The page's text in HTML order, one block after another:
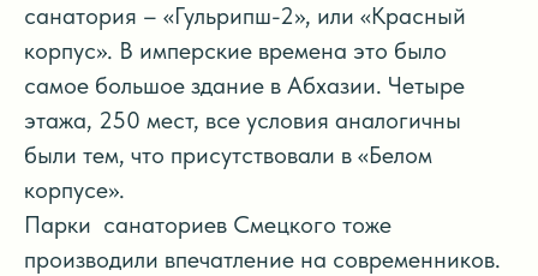
санатория – «Гульрипш-2», или «Красный
корпус». В имперские времена это было
самое большое здание в Абхазии. Четыре
этажа, 250 мест, все условия аналогичны
были тем, что присутствовали в «Белом
корпусе».
Парки санаториев Смецкого тоже
производили впечатление на современников.